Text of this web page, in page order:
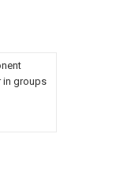
in groups